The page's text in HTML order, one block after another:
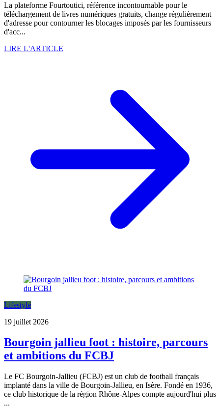
La plateforme Fourtoutici, référence incontournable pour le
téléchargement de livres numériques gratuits, change régulièrement
d'adresse pour contourner les blocages imposés par les fournisseurs
d'acc...
LIRE L'ARTICLE
Lifestyle
19 juillet 2026
Bourgoin jallieu foot : histoire, parcours
et ambitions du FCBJ
Le FC Bourgoin-Jallieu (FCBJ) est un club de football français
implanté dans la ville de Bourgoin-Jallieu, en Isère. Fondé en 1936,
ce club historique de la région Rhône-Alpes compte aujourd'hui plus
...